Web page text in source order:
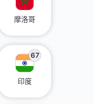
摩洛哥
67
印度